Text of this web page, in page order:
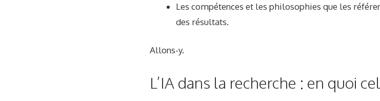
Les compétences et les philosophies que les
des résultats.
Allons-y.
L’IA dans la recherche : en quoi